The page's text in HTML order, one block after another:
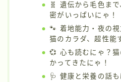
🧬 遺伝から毛色ま
密がいっぱいにゃ！
🐾 着地能力・夜の
猫のカラダ、超性能
💞 心も読むにゃ？
かってきたにゃ！
🩺 健康と栄養の話